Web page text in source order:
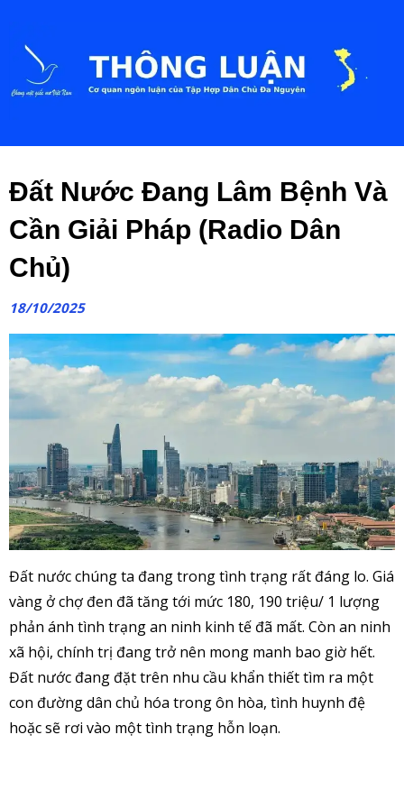
Đất Nước Đang Lâm Bệnh Và
Cần Giải Pháp (Radio Dân
Chủ)
18/10/2025
Đất nước chúng ta đang trong tình trạng rất đáng lo. Giá
vàng ở chợ đen đã tăng tới mức 180, 190 triệu/ 1 lượng
phản ánh tình trạng an ninh kinh tế đã mất. Còn an ninh
xã hội, chính trị đang trở nên mong manh bao giờ hết.
Đất nước đang đặt trên nhu cầu khẩn thiết tìm ra một
con đường dân chủ hóa trong ôn hòa, tình huynh đệ
hoặc sẽ rơi vào một tình trạng hỗn loạn.